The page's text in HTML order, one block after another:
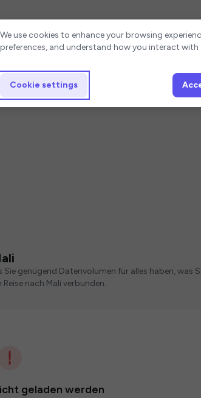
genügend Datenvolumen für alles haben, was
nach Mali verbunden.
geladen werden
Cookie settings
We use cookies to enhance your browsing
preferences, and understand how you interact with
Cookie settings